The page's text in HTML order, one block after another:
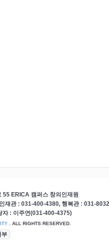
55 ERICA 캠퍼스 창의인재원
재관 : 031-400-4380, 행복관 : 031-
자 : 이주연(031-400-4375)
. ALL RIGHTS RESERVED.
부